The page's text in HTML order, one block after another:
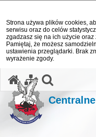
Strona używa plików cookies,
serwisu oraz do celów
zgadzasz się na ich użycie
Pamiętaj, że możesz
ustawienia przeglądarki. Brak
wyrażenie zgody.